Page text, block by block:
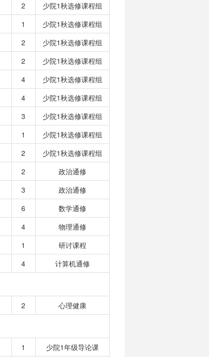
2
少院1秋选修课程组
1
少院1秋选修课程组
2
少院1秋选修课程组
2
少院1秋选修课程组
4
少院1秋选修课程组
4
少院1秋选修课程组
3
少院1秋选修课程组
1
少院1秋选修课程组
2
少院1秋选修课程组
2
政治通修
3
政治通修
6
数学通修
4
物理通修
1
研讨课程
4 计算机通修
2 心理健康
1
少院1年级导论课